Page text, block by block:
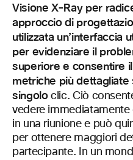
Visione X-Ray per
approccio di
utilizzata un’interfaccia
per evidenziare il
superiore e consentire
metriche più
singoloclic. Ciò
vedere
in una riunione e può
per ottenere maggiori
partecipante. In un